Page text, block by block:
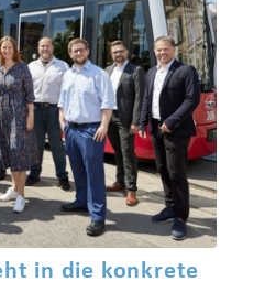
in die konkrete